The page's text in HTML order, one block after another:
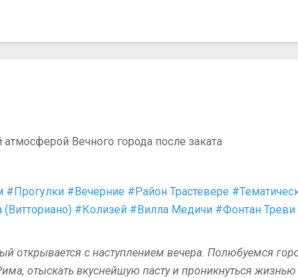
Вечного города после заката
#Прогулки #Вечерние #Район Трастевере
(Витториано) #Колизей #Вилла Медичи #Фонтан Треви
открывается с наступлением вечера. Полюбуемся
отыскать вкуснейшую пасту и проникнуться жизнью